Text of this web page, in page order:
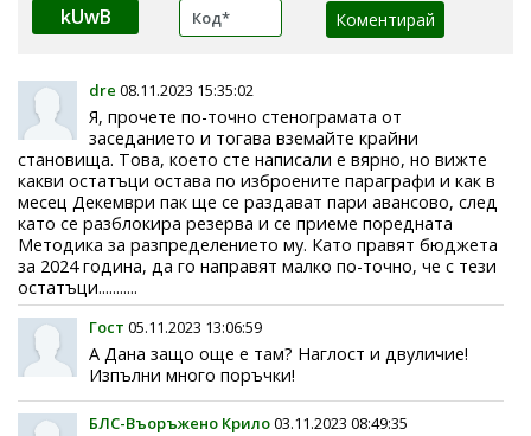
kUwB
dre 08.11.2023 15:35:02
Я, прочете по-точно стенограмата от
заседанието и тогава вземайте крайни
становища. Това, което сте написали е вярно, но вижте
какви остатъци остава по изброените параграфи и как в
месец Декември пак ще се раздават пари авансово, след
като се разблокира резерва и се приеме поредната
Методика за разпределението му. Като правят бюджета
за 2024 година, да го направят малко по-точно, че с тези
остатъци...........
Гост 05.11.2023 13:06:59
А Дана защо още е там? Наглост и двуличие!
Изпълни много поръчки!
БЛС-Въоръжено Крило03.11.2023 08:49:35